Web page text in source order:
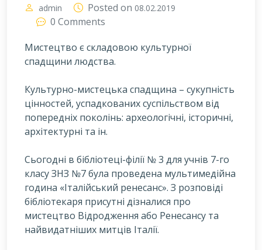
admin Posted on 08.02.2019
0 Comments
Мистецтво є складовою культурної
спадщини людства.
Культурно-мистецька спадщина – сукупність
цінностей, успадкованих суспільством від
попередніх поколінь: археологічні, історичні,
архітектурні та ін.
Сьогодні в бібліотеці-філії № 3 для учнів 7-го
класу ЗНЗ №7 була проведена мультимедійна
година «Італійський ренесанс». З розповіді
бібліотекаря присутні дізналися про
мистецтво Відродження або Ренесансу та
найвидатніших митців Італії.